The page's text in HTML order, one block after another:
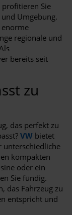
Sie
Umgebung.
enorme
regionale und
bereits seit
zu
das perfekt zu
VW bietet
unterschiedliche
kompakten
oder ein
Sie fündig.
das Fahrzeug zu
entspricht und